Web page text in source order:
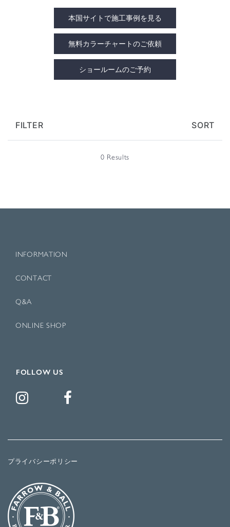
本国サイトで施工事例を見る
無料カラーチャートのご依頼
ショールームのご予約
FILTER SORT
0 Results
INFORMATION
CONTACT
Q&A
ONLINE SHOP
FOLLOW US
プライバシーポリシー